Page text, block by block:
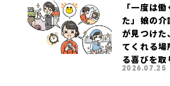
「一度は
た」娘の
が見つけた
てくれる場
る喜びを取
2026.07.25